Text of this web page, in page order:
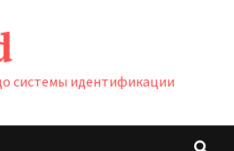
системы идентификации